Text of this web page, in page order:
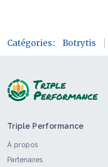
Catégories: Botrytis
Triple Performance
À propos
Partenaires